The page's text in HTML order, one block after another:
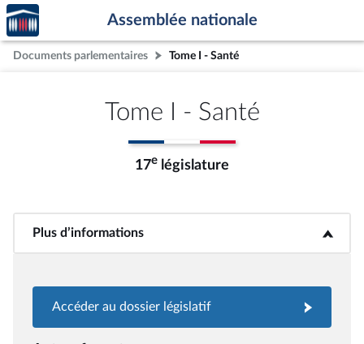
Aller au contenu
Aller en bas de la page
Accèder
à la
page
d'accueil
Assemblée nationale
Documents parlementaires Tome I - Santé
Tome I - Santé
17e législature
Plus d’informations<b>Plus d’informations</b>
Accéder au dossier législatif